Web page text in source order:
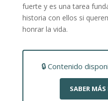
fuerte y es una tarea
historia con ellos si
honrar la vida.
🔒 Contenido
SABER MÁS